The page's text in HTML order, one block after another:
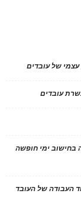
עובדים
בחישוב ימי חופשה
העבודה של העובד